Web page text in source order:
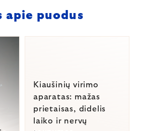
apie puodus
Kiaušinių virimo
aparatas: mažas
prietaisas, didelis
laiko ir nervų